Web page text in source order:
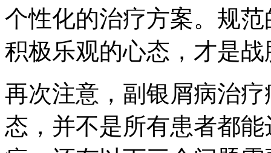
个性化的治疗方案。规
积极乐观的心态，才是
再次注意，副银屑病治
态，并不是所有患者都